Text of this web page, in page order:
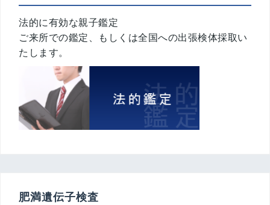
法的に有効な親子鑑定
ご来所での鑑定、もしくは全国への出張検体採取い
たします。
肥満遺伝子検査